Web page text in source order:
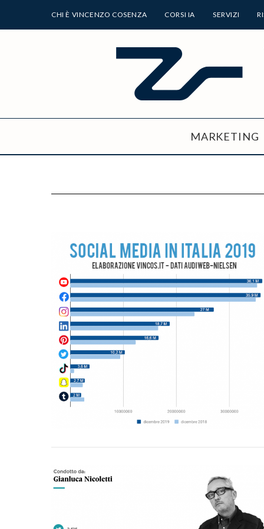
CHI È VINCENZO COSENZA CORSI IA SERVIZI
MARKETING